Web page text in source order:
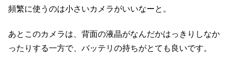
頻繁に使うのは小さいカメラがいいなーと。
あとこのカメラは、背面の液晶がなんだかはっきりしなか
ったりする一方で、バッテリの持ちがとても良いです。